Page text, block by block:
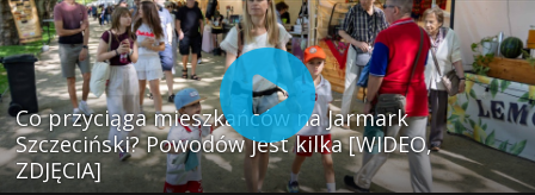
Co przyciąga mieszkańców na Jarmark
Szczeciński? Powodów jest kilka [WIDEO,
ZDJĘCIA]